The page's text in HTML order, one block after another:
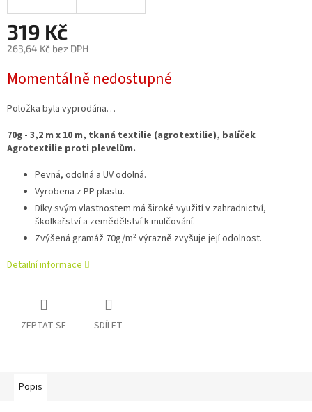
319 Kč
263,64 Kč bez DPH
cena:
Momentálně nedostupné
Položka byla vyprodána…
70g - 3,2 m x 10 m, tkaná textilie (agrotextilie), balíček
Agrotextilie proti plevelům.
Pevná, odolná a UV odolná.
Vyrobena z PP plastu.
Díky svým vlastnostem má široké využití v zahradnictví,
školkařství a zemědělství k mulčování.
Zvýšená gramáž 70g/m² výrazně zvyšuje její odolnost.
Detailní informace
ZEPTAT SE SDÍLET
Popis